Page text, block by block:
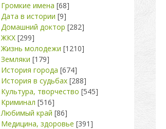
Громкие имена [68]
Дата в истории [9]
Домашний доктор [282]
ЖКХ [299]
Жизнь молодежи [1210]
Земляки [179]
История города [674]
История в судьбах [288]
Культура, творчество [545]
Криминал [516]
Любимый край [86]
Медицина, здоровье [391]